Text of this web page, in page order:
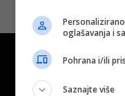
oglašavanja i
Pohrana i/ili
Saznajte više